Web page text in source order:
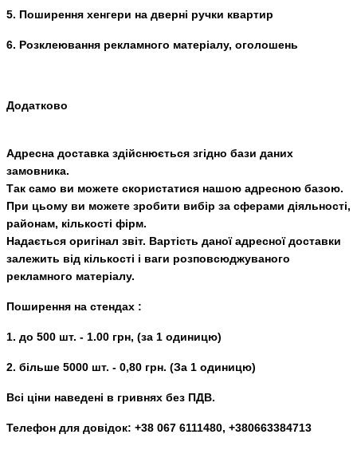
5. Поширення хенгери на дверні ручки квартир
6. Розклеювання рекламного матеріалу, оголошень
Додатково
Адресна доставка здійснюється згідно бази даних
замовника.
Так само ви можете скористатися нашою адресною базою.
При цьому ви можете зробити вибір за сферами діяльності,
районам, кількості фірм.
Надається оригінал звіт. Вартість даної адресної доставки
залежить від кількості і ваги розповсюджуваного
рекламного матеріалу.
Поширення на стендах :
1. до 500 шт. - 1.00 грн, (за 1 одиницю)
2. більше 5000 шт. - 0,80 грн. (За 1 одиницю)
Всі ціни наведені в гривнях без ПДВ.
Телефон для довідок: +38 067 6111480, +380663384713